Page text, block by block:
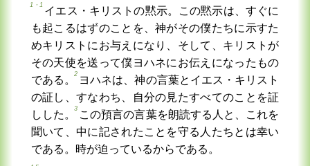
1・1
イエス・キリストの黙示。この黙示は、すぐに
も起こるはずのことを、神がその僕たちに示すた
めキリストにお与えになり、そして、キリストが
その天使を送って僕ヨハネにお伝えになったもの
である。
2
ヨハネは、神の言葉とイエス・キリスト
の証し、すなわち、自分の見たすべてのことを証
しした。
3
この預言の言葉を朗読する人と、これを
聞いて、中に記されたことを守る人たちとは幸い
である。時が迫っているからである。